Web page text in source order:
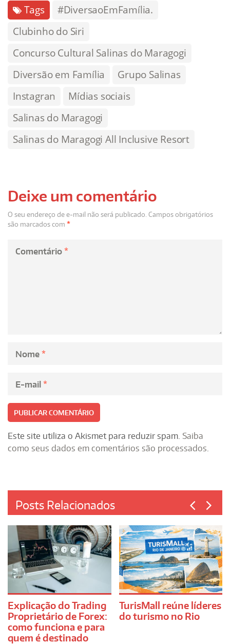
Tags
#DiversaoEmFamília.
Clubinho do Siri
Concurso Cultural Salinas do Maragogi
Diversão em Família
Grupo Salinas
Instagran
Mídias sociais
Salinas do Maragogi
Salinas do Maragogi All Inclusive Resort
Deixe um comentário
O seu endereço de e-mail não será publicado. Campos obrigatórios
são marcados com *
Comentário *
Nome *
E-mail *
Este site utiliza o Akismet para reduzir spam. Saiba
como seus dados em comentários são processados
Posts Relacionados
Explicação do Trading
Proprietário de Forex:
como funciona e para
quem é destinado
TurisMall reúne líderes
do turismo no Rio